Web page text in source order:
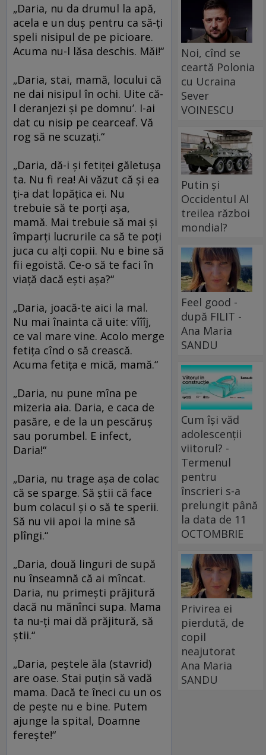
„Daria, nu da drumul la apă,
acela e un duş pentru ca să-ţi
speli nisipul de pe picioare.
Acuma nu-l lăsa deschis. Măi!“
„Daria, stai, mamă, locului că
ne dai nisipul în ochi. Uite că-
l deranjezi şi pe domnu’. I-ai
dat cu nisip pe cearceaf. Vă
rog să ne scuzaţi.“
„Daria, dă-i şi fetiţei găletuşa
ta. Nu fi rea! Ai văzut că şi ea
ţi-a dat lopăţica ei. Nu
trebuie să te porţi aşa,
mamă. Mai trebuie să mai şi
împarţi lucrurile ca să te poţi
juca cu alţi copii. Nu e bine să
fii egoistă. Ce-o să te faci în
viaţă dacă eşti aşa?“
„Daria, joacă-te aici la mal.
Nu mai înainta că uite: vîîîj,
ce val mare vine. Acolo merge
fetiţa cînd o să crească.
Acuma fetiţa e mică, mamă.“
„Daria, nu pune mîna pe
mizeria aia. Daria, e caca de
pasăre, e de la un pescăruş
sau porumbel. E infect,
Daria!“
„Daria, nu trage aşa de colac
că se sparge. Să ştii că face
bum colacul şi o să te sperii.
Să nu vii apoi la mine să
plîngi.“
„Daria, două linguri de supă
nu înseamnă că ai mîncat.
Daria, nu primeşti prăjitură
dacă nu mănînci supa. Mama
ta nu-ţi mai dă prăjitură, să
ştii.“
„Daria, peştele ăla (stavrid)
are oase. Stai puţin să vadă
mama. Dacă te îneci cu un os
de peşte nu e bine. Putem
ajunge la spital, Doamne
fereşte!“
Noi, cînd se
ceartă Polonia
cu Ucraina
Sever
VOINESCU
Putin și
Occidentul Al
treilea război
mondial?
Feel good -
după FILIT -
Ana Maria
SANDU
Cum își văd
adolescenții
viitorul? -
Termenul
pentru
înscrieri s-a
prelungit până
la data de 11
OCTOMBRIE
Privirea ei
pierdută, de
copil
neajutorat
Ana Maria
SANDU